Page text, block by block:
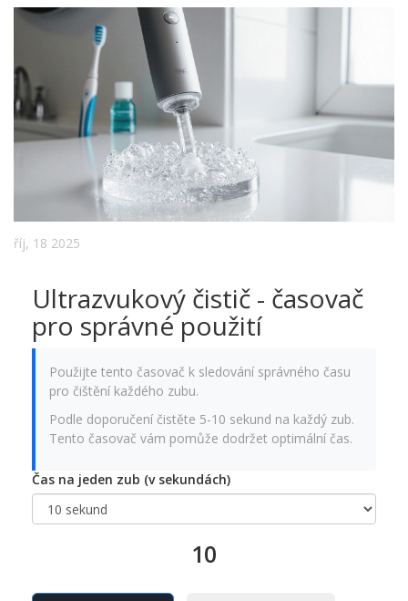
říj, 18 2025
Ultrazvukový čistič - časovač
pro správné použití
Použijte tento časovač k sledování správného času
pro čištění každého zubu.
Podle doporučení čistěte 5-10 sekund na každý zub.
Tento časovač vám pomůže dodržet optimální čas.
Čas na jeden zub (v sekundách)
10